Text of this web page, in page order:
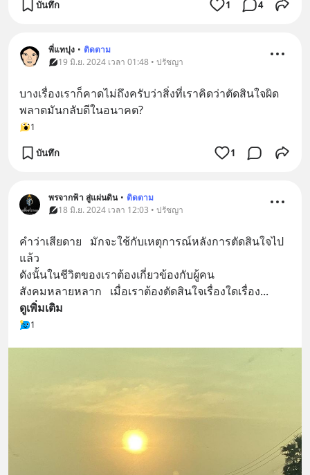
บันทึก 1 4
พี่แทปุง • ติดตาม
19 มิ.ย. 2024 เวลา 01:48 • ปรัชญา
บางเรื่องเราก็คาดไม่ถึงครับว่าสิ่งที่เราคิดว่าตัดสินใจผิด
พลาดมันกลับดีในอนาคต?
1
บันทึก 1
พรจากฟ้า สู่แผ่นดิน • ติดตาม
18 มิ.ย. 2024 เวลา 12:03 • ปรัชญา
คำว่าเสียดาย   มักจะใช้กับเหตุการณ์หลังการตัดสินใจไป
แล้ว
ดังนั้นในชีวิตของเราต้องเกี่ยวข้องกับผู้คน
สังคมหลายหลาก   เมื่อเราต้องตัดสินใจเรื่องใดเรื่อง...
ดูเพิ่มเติม
1